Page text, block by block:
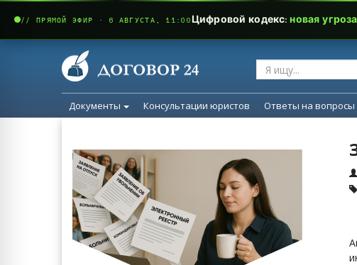
Документы Консультации юристов Ответы на вопросы
// ПРЯМОЙ ЭФИР · 6 АВГУСТА, 11:00Цифровой кодекс:новая